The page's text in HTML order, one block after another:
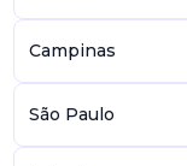
Campinas
São Paulo